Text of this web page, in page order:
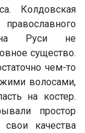
Колдовская
на Руси не
существо.
чем-то
волосами,
на костер.
простор
качества